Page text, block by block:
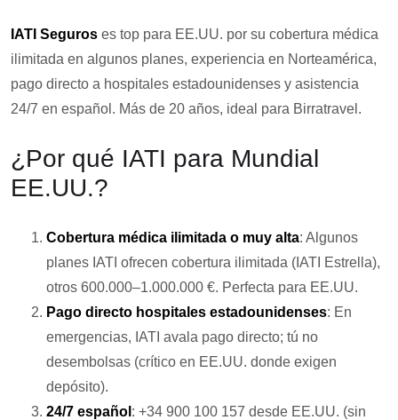
IATI Seguros es top para EE.UU. por su cobertura médica
ilimitada en algunos planes, experiencia en Norteamérica,
pago directo a hospitales estadounidenses y asistencia
24/7 en español. Más de 20 años, ideal para Birratravel.
¿Por qué IATI para Mundial
EE.UU.?
Cobertura médica ilimitada o muy alta: Algunos
planes IATI ofrecen cobertura ilimitada (IATI Estrella),
otros 600.000–1.000.000 €. Perfecta para EE.UU.
Pago directo hospitales estadounidenses: En
emergencias, IATI avala pago directo; tú no
desembolsas (crítico en EE.UU. donde exigen
depósito).
24/7 español : +34 900 100 157 desde EE.UU. (sin